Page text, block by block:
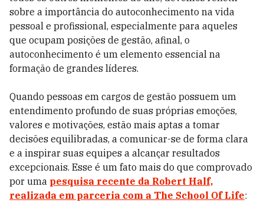
sobre a importância do autoconhecimento na vida
pessoal e profissional, especialmente para aqueles
que ocupam posições de gestão, afinal, o
autoconhecimento é um elemento essencial na
formação de grandes líderes.
Quando pessoas em cargos de gestão possuem um
entendimento profundo de suas próprias emoções,
valores e motivações, estão mais aptas a tomar
decisões equilibradas, a comunicar-se de forma clara
e a inspirar suas equipes a alcançar resultados
excepcionais. Esse é um fato mais do que comprovado
por uma pesquisa recente da Robert Half,
realizada em parceria com a The School Of Life: